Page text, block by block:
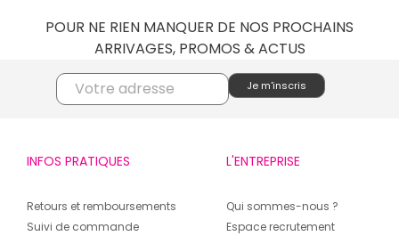
POUR NE RIEN MANQUER DE NOS PROCHAINS
ARRIVAGES, PROMOS & ACTUS
INFOS PRATIQUES
Retours et remboursements
Suivi de commande
L'ENTREPRISE
Qui sommes-nous ?
Espace recrutement